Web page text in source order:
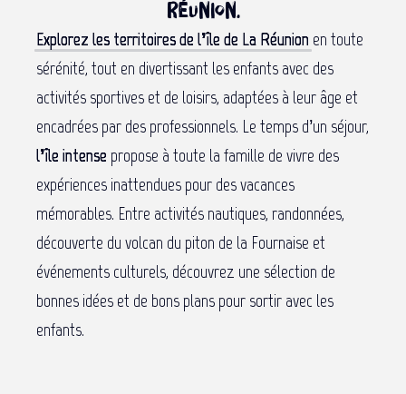
Réunion.
Explorez les territoires de l’île de La Réunion en toute
sérénité, tout en divertissant les enfants avec des
activités sportives et de loisirs, adaptées à leur âge et
encadrées par des professionnels. Le temps d’un séjour,
l’île intense propose à toute la famille de vivre des
expériences inattendues pour des vacances
mémorables. Entre activités nautiques, randonnées,
découverte du volcan du piton de la Fournaise et
événements culturels, découvrez une sélection de
bonnes idées et de bons plans pour sortir avec les
enfants.